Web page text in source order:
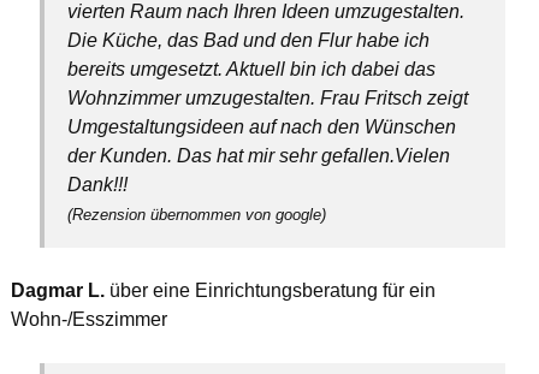
vierten Raum nach Ihren Ideen umzugestalten.
Die Küche, das Bad und den Flur habe ich
bereits umgesetzt. Aktuell bin ich dabei das
Wohnzimmer umzugestalten. Frau Fritsch zeigt
Umgestaltungsideen auf nach den Wünschen
der Kunden. Das hat mir sehr gefallen.Vielen
Dank!!!
(Rezension übernommen von google)
Dagmar L. über eine Einrichtungsberatung für ein
Wohn-/Esszimmer